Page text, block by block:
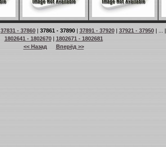
37831 - 37860| 37861 - 37890| 37891 - 37920| 37921 - 37950| ... |
1802641 - 1802670| 1802671 - 1802681
<< Назад
Вперёд >>